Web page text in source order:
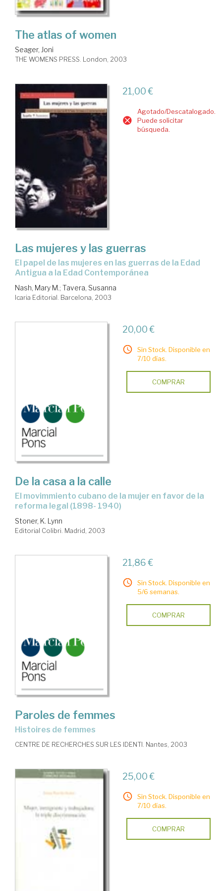
The atlas of women
Seager, Joni
THE WOMENS PRESS. London, 2003
21,00 €
Agotado/Descatalogado.
Puede solicitar
búsqueda.
Las mujeres y las guerras
el papel de las mujeres en las guerras de la Edad
Antigua a la Edad Contemporánea
Nash, Mary M.; Tavera, Susanna
Icaria Editorial. Barcelona, 2003
20,00 €
Sin Stock. Disponible en
7/10 días.
COMPRAR
De la casa a la calle
el movimmiento cubano de la mujer en favor de la
reforma legal (1898- 1940)
Stoner, K. Lynn
Editorial Colibri. Madrid, 2003
21,86 €
Sin Stock. Disponible en
5/6 semanas.
COMPRAR
Paroles de femmes
histoires de femmes
CENTRE DE RECHERCHES SUR LES IDENTI. Nantes, 2003
25,00 €
Sin Stock. Disponible en
7/10 días.
COMPRAR